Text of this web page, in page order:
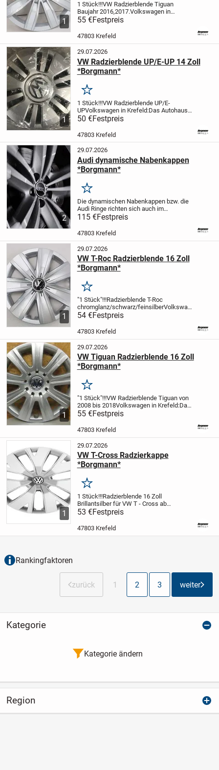
1
1 Stück!!!VW Radzierblende Tiguan
Baujahr 2016,2017.Volkswagen in
Krefeld:Das Autohaus Borgmann ist
offizieller Volkswagen Händler und bietet
Kunden ein breites Sortiment an Original
55 €Festpreis
47803 Krefeld
1
29.07.2026
VW Radzierblende UP/E-UP 14 Zoll
*Borgmann*
Merken
1 Stück!!!VW Radzierblende UP/E-
UPVolkswagen in Krefeld:Das Autohaus
Borgmann ist offizieller Volkswagen
Händler und bietet Kunden ein breites
Sortiment an Original Ersatzteilen und
Zubehör der...
50 €Festpreis
47803 Krefeld
2
29.07.2026
Audi dynamische Nabenkappen
*Borgmann*
Merken
Die dynamischen Nabenkappen bzw. die
Audi Ringe richten sich auch im
Fahrbetrieb immer waagrecht aus.
Besonders im Fahrbetrieb ergibt sich
dadurch ein toller optischer Effekt "das
Rad dreht, das Logo...
115 €Festpreis
47803 Krefeld
1
29.07.2026
VW T-Roc Radzierblende 16 Zoll
*Borgmann*
Merken
"1 Stück"!!!Radzierblende T-Roc
chromglanz/schwarz/feinsilberVolkswagen
in Krefeld:Das Autohaus Borgmann ist
offizieller Volkswagen Händler und bietet
Kunden ein breites Sortiment an Original...
54 €Festpreis
47803 Krefeld
1
29.07.2026
VW Tiguan Radzierblende 16 Zoll
*Borgmann*
Merken
"1 Stück"!!!VW Radzierblende Tiguan von
2008 bis 2018Volkswagen in Krefeld:Das
Autohaus Borgmann ist offizieller
Volkswagen Händler und bietet Kunden
ein breites Sortiment an Original
55 €Festpreis
47803 Krefeld
1
29.07.2026
VW T-Cross Radzierkappe
*Borgmann*
Merken
1 Stück!!!Radzierblende 16 Zoll
Brillantsilber für VW T - Cross ab
2019Hochwertig und elegant: Mit der
Volkswagen Original Radzierblende in 16
Zoll aus schlagfestem Kunststoff
53 €Festpreis
47803 Krefeld
Rankingfaktoren
zurück 1 2 3 weiter
Kategorie
Kategorie ändern
Region